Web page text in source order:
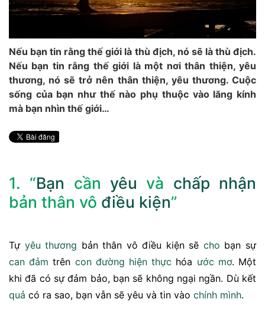
Nếu bạn tin rằng thế giới là thù địch, nó sẽ là thù địch.
Nếu bạn tin rằng thế giới là một nơi thân thiện, yêu
thương, nó sẽ trở nên thân thiện, yêu thương. Cuộc
sống của bạn như thế nào phụ thuộc vào lăng kính
mà bạn nhìn thế giới…
1. “Bạn cần yêu và chấp nhận
bản thân vô điều kiện”
Tự yêu thương bản thân vô điều kiện sẽ cho bạn sự
can đảm trên con đường hiện thực hóa ước mơ. Một
khi đã có sự đảm bảo, bạn sẽ không ngại ngần. Dù kết
quả có ra sao, bạn vẫn sẽ yêu và tin vào chính mình.